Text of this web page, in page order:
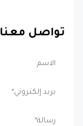
تواصل معنا